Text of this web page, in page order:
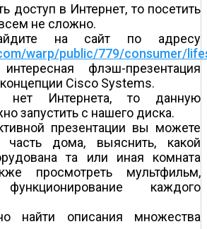
доступ в Интернет, то посетить
не сложно.
на сайт по адресу
warp/public/779/consumer/
флэш-презентация
Cisco Systems.
Интернета, то данную
запустить с нашего диска.
презентации вы можете
дома, выяснить, какой
та или иная комната
просмотреть мультфильм,
каждого
найти описания множества